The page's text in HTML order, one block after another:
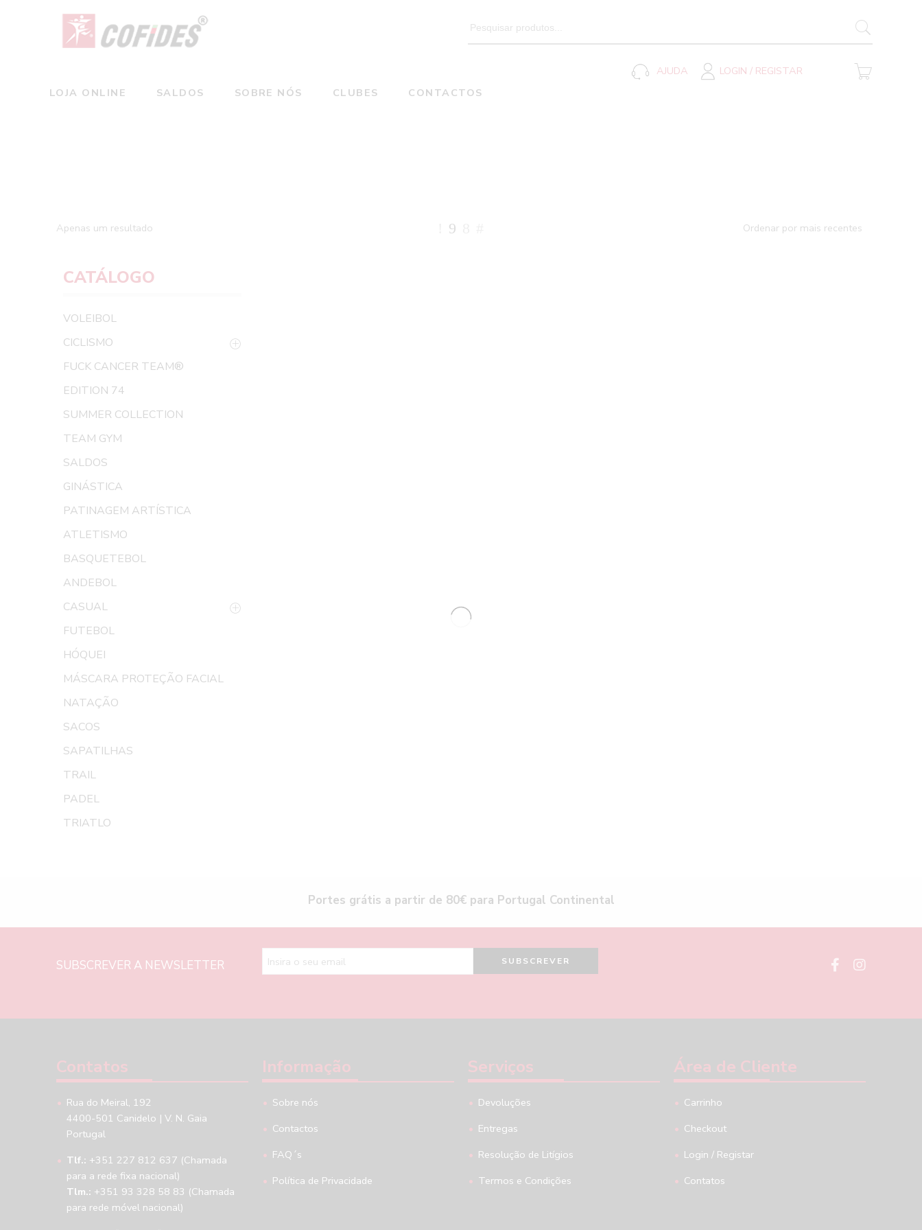
Search
for:
SEARCH BUTTON
AJUDA
LOGIN / REGISTAR
LOJA ONLINE
SALDOS SOBRE NÓS CLUBES CONTACTOS
Apenas um resultado
CATÁLOGO
VOLEIBOL
CICLISMO
FUCK CANCER TEAM®
EDITION 74
SUMMER COLLECTION
TEAM GYM
SALDOS
GINÁSTICA
PATINAGEM ARTÍSTICA
ATLETISMO
BASQUETEBOL
ANDEBOL
CASUAL
FUTEBOL
HÓQUEI
MÁSCARA PROTEÇÃO FACIAL
NATAÇÃO
SACOS
SAPATILHAS
TRAIL
PADEL
TRIATLO
Portes grátis a partir de 80€ para Portugal Continental
SUBSCREVER A NEWSLETTER
Contatos
Rua do Meiral, 192
4400-501 Canidelo | V. N. Gaia
Portugal
Tlf.: +351 227 812 637 (Chamada
para a rede fixa nacional)
Tlm.: +351 93 328 58 83 (Chamada
para rede móvel nacional)
Informação
Sobre nós
Contactos
FAQ´s
Política de Privacidade
Serviços
Devoluções
Entregas
Resolução de Litígios
Termos e Condições
Área de Cliente
Carrinho
Checkout
Login / Registar
Contatos